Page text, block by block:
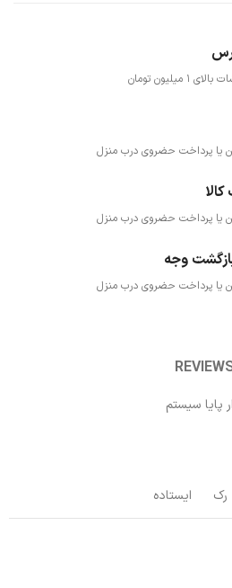
تومان
یا پرداخت حضروی درب منزل
یا پرداخت حضروی درب منزل
یا پرداخت حضروی درب منزل
پایا سیستم
رک ایستاده